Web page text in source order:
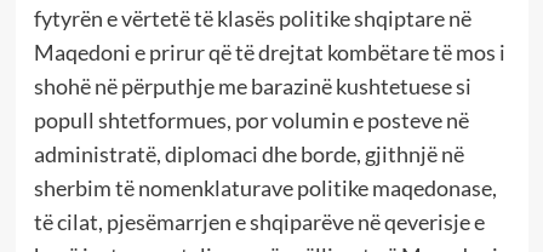
fytyrën e vërtetë të klasës politike shqiptare në
Maqedoni e prirur që të drejtat kombëtare të mos i
shohë në përputhje me barazinë kushtetuese si
popull shtetformues, por volumin e posteve në
administratë, diplomaci dhe borde, gjithnjë në
sherbim të nomenklaturave politike maqedonase,
të cilat, pjesëmarrjen e shqiparëve në qeverisje e